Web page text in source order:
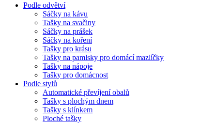
Podle odvětví
Sáčky na kávu
Tašky na svačiny
Sáčky na prášek
Sáčky na koření
Tašky pro krásu
Tašky na pamlsky pro domácí mazlíčky
Tašky na nápoje
Tašky pro domácnost
Podle stylů
Automatické převíjení obalů
Tašky s plochým dnem
Tašky s klínkem
Ploché tašky